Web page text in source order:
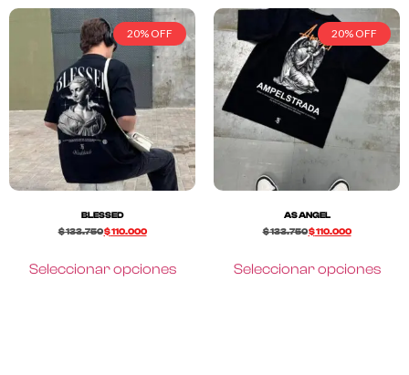
20% OFF
BLESSED
$133.750$110.000
Seleccionar opciones
20% OFF
AS ANGEL
$133.750$110.000
Seleccionar opciones